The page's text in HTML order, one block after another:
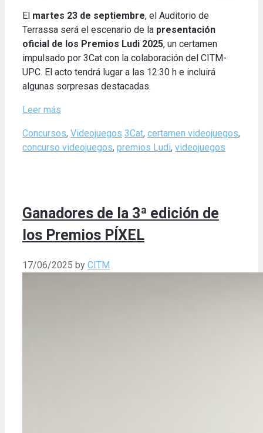
El martes 23 de septiembre, el Auditorio de
Terrassa será el escenario de la presentación
oficial de los Premios Ludi 2025, un certamen
impulsado por 3Cat con la colaboración del CITM-
UPC. El acto tendrá lugar a las 12:30 h e incluirá
algunas sorpresas destacadas.
Leer más
Categories
Concursos, Videojuegos Tags
3Cat, certamen videojuegos,
concurso videojuegos, premios Ludi, videojuegos
Ganadores de la 3ª edición de
los Premios PÍXEL
17/06/2025 by CITM